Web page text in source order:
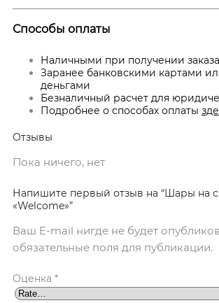
Способы оплаты
Наличными при получении заказа
Заранее банковскими картами
деньгами
Безналичный расчет для
Подробнее о способах оплаты
Отзывы
Пока ничего, нет
Напишите первый отзыв на “Шары на
«Welcome»”
Ваш E-mail нигде не будет
обязательные поля для публикации.
Оценка *